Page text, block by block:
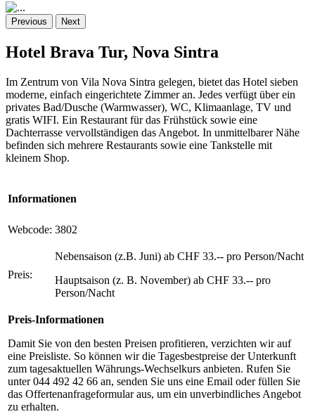
Previous Next
Hotel Brava Tur, Nova Sintra
Im Zentrum von Vila Nova Sintra gelegen, bietet das Hotel sieben
moderne, einfach eingerichtete Zimmer an. Jedes verfügt über ein
privates Bad/Dusche (Warmwasser), WC, Klimaanlage, TV und
gratis WIFI. Ein Restaurant für das Frühstück sowie eine
Dachterrasse vervollständigen das Angebot. In unmittelbarer Nähe
befinden sich mehrere Restaurants sowie eine Tankstelle mit
kleinem Shop.
Informationen
Webcode: 3802
Preis:
Nebensaison (z.B. Juni) ab CHF 33.-- pro Person/Nacht
Hauptsaison (z. B. November) ab CHF 33.-- pro
Person/Nacht
Preis-Informationen
Damit Sie von den besten Preisen profitieren, verzichten wir auf
eine Preisliste. So können wir die Tagesbestpreise der Unterkunft
zum tagesaktuellen Währungs-Wechselkurs anbieten. Rufen Sie
unter 044 492 42 66 an, senden Sie uns eine Email oder füllen Sie
das Offertenanfrageformular aus, um ein unverbindliches Angebot
zu erhalten.